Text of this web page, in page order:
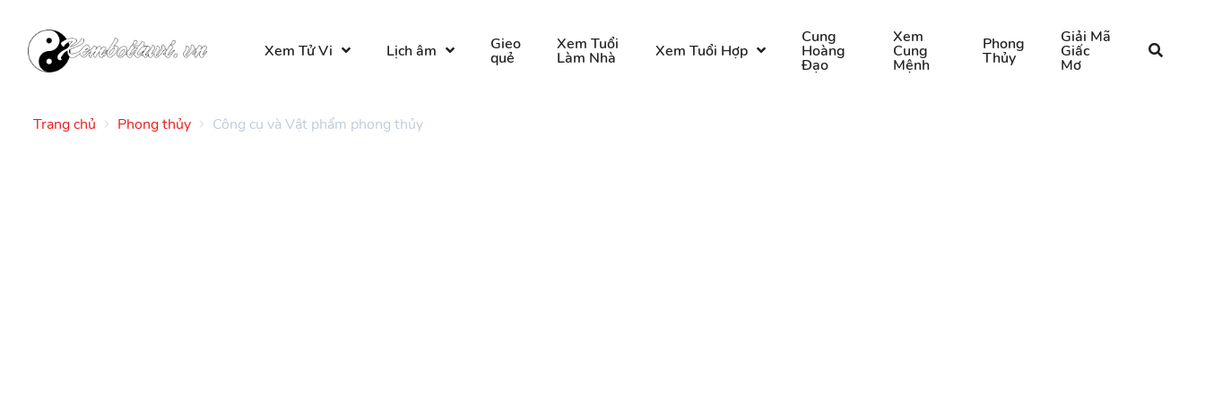
Xem Tử Vi Lịch âm Gieo
quẻ
Xem Tuổi
Làm Nhà Xem Tuổi Hợp
Cung
Hoàng
Đạo
Xem
Cung
Mệnh
Phong
Thủy
Giải Mã
Giấc
Mơ
Trang chủ Phong thủy Công cụ và Vật phẩm phong thủy